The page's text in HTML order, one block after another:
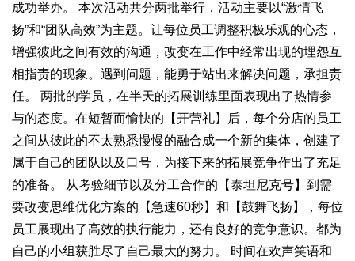
成功举办。 本次活动共分两批举行，活动主要以“激情飞
扬”和“团队高效”为主题。让每位员工调整积极乐观的心态，
增强彼此之间有效的沟通，改变在工作中经常出现的埋怨互
相指责的现象。遇到问题，能勇于站出来解决问题，承担责
任。 两批的学员，在半天的拓展训练里面表现出了热情参
与的态度。在短暂而愉快的【开营礼】后，每个分店的员工
之间从彼此的不太熟悉慢慢的融合成一个新的集体，创建了
属于自己的团队以及口号，为接下来的拓展竞争作出了充足
的准备。 从考验细节以及分工合作的【泰坦尼克号】到需
要改变思维优化方案的【急速60秒】和【鼓舞飞扬】，每位
员工展现出了高效的执行能力，还有良好的竞争意识。都为
自己的小组获胜尽了自己最大的努力。 时间在欢声笑语和